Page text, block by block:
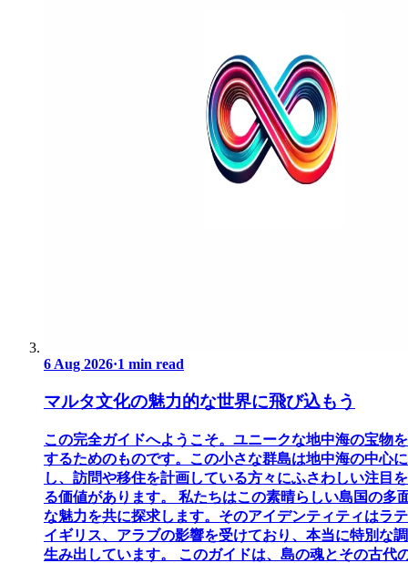
6 Aug 2026·1 min read
マルタ文化の魅力的な世界に飛び込もう
この完全ガイドへようこそ。ユニークな地中海の宝物
するためのものです。この小さな群島は地中海の中心
し、訪問や移住を計画している方々にふさわしい注目
る価値があります。 私たちはこの素晴らしい島国の多
な魅力を共に探求します。そのアイデンティティはラ
イギリス、アラブの影響を受けており、本当に特別な
生み出しています。 このガイドは、島の魂とその古代